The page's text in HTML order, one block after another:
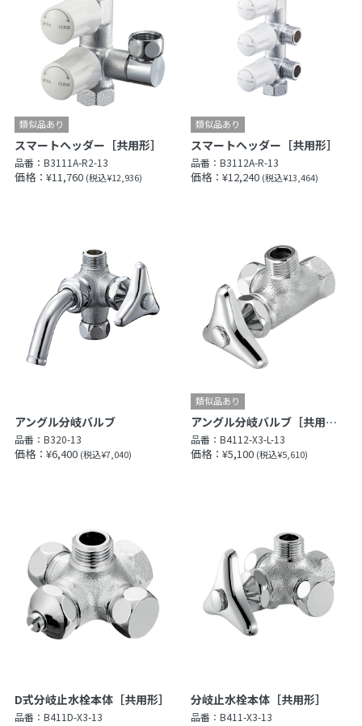
スマートヘッダー［共用形］
品番： B3111A-R2-13
価格：¥11,760 (税込¥12,936)
スマートヘッダー［共用形］
品番：B3112A-R-13
価格：¥12,240 (税込¥13,464)
アングル分岐バルブ
品番： B320-13
価格：¥6,400 (税込¥7,040)
アングル分岐バルブ［共用形］
品番：B4112-X3-L-13
価格：¥5,100 (税込¥5,610)
D式分岐止水栓本体［共用形］
品番： B411D-X3-13
分岐止水栓本体［共用形］
品番：B411-X3-13